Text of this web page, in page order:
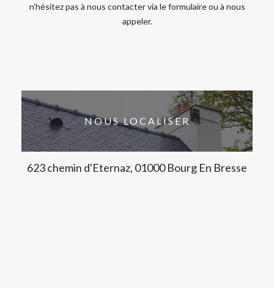
n’hésitez pas à nous contacter via le formulaire ou à nous
appeler.
NOUS LOCALISER
623 chemin d'Eternaz, 01000 Bourg En Bresse